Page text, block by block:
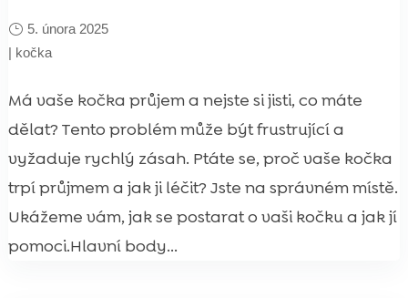
5. února 2025
| kočka
Má vaše kočka průjem a nejste si jisti, co máte
dělat? Tento problém může být frustrující a
vyžaduje rychlý zásah. Ptáte se, proč vaše kočka
trpí průjmem a jak ji léčit? Jste na správném místě.
Ukážeme vám, jak se postarat o vaši kočku a jak jí
pomoci.Hlavní body...